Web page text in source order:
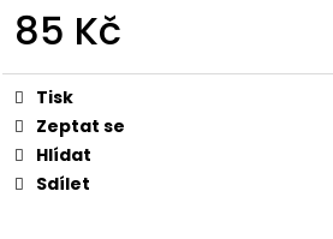
85 Kč
Tisk
Zeptat se
Hlídat
Sdílet